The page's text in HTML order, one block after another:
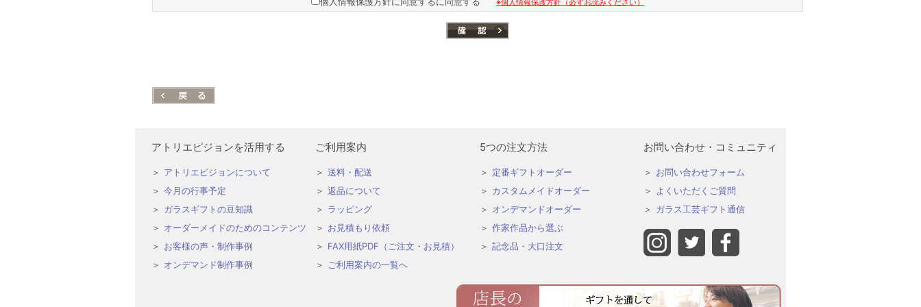
※個人情報保護方針（必ずお読みください）
アトリエピジョンを活用する
アトリエピジョンについて
今月の行事予定
ガラスギフトの豆知識
オーダーメイドのためのコンテンツ
お客様の声・制作事例
オンデマンド制作事例
ご利用案内
送料・配送
返品について
ラッピング
お見積もり依頼
FAX用紙PDF（ご注文・お見積）
ご利用案内の一覧へ
5つの注文方法
定番ギフトオーダー
カスタムメイドオーダー
オンデマンドオーダー
作家作品から選ぶ
記念品・大口注文
お問い合わせ・コミュニティ
お問い合わせフォーム
よくいただくご質問
ガラス工芸ギフト通信